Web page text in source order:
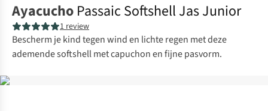
Ayacucho Passaic Softshell Jas Junior
1 review
Bescherm je kind tegen wind en lichte regen met deze
ademende softshell met capuchon en fijne pasvorm.